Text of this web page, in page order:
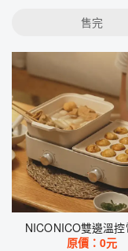
售完
NICONICO雙邊溫
原價：0元